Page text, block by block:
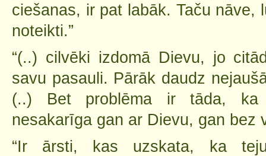
ciešanas, ir pat labāk. Taču nāve,
noteikti.”
“(..) cilvēki izdomā Dievu, jo
savu pasauli. Pārāk daudz
(..) Bet problēma ir tāda, ka
nesakarīga gan ar Dievu, gan bez
“Ir ārsti, kas uzskata, ka